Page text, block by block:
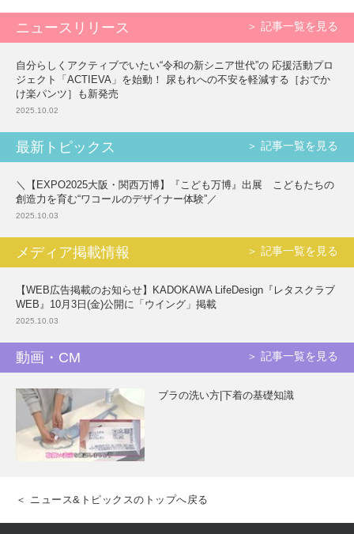
ニュースリリース ＞ 記事一覧を見る
自分らしくアクティブでいたい“令和の新シニア世代”の 応援活動プロ
ジェクト「ACTIEVA」を始動！ 尿もれへの不安を軽減する［おでか
け楽パンツ］も新発売
2025.10.02
最新トピックス ＞ 記事一覧を見る
＼【EXPO2025大阪・関西万博】『こども万博』出展 こどもたちの
創造力を育む“ワコールのデザイナー体験”／
2025.10.03
メディア掲載情報 ＞ 記事一覧を見る
【WEB広告掲載のお知らせ】KADOKAWA LifeDesign『レタスクラブ
WEB』10月3日(金)公開に「ウイング」掲載
2025.10.03
動画・CM ＞ 記事一覧を見る
ブラの洗い方|下着の基礎知識
＜ ニュース&トピックスのトップへ戻る